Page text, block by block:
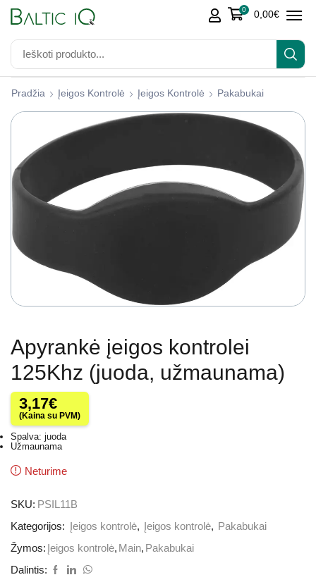
0 0,00€
Pradžia Įeigos Kontrolė Įeigos Kontrolė Pakabukai
Apyrankė įeigos kontrolei
125Khz (juoda, užmaunama)
3,17€
(Kaina su PVM)
Spalva: juoda
Užmaunama
Neturime
SKU: PSIL11B
Kategorijos:
Įeigos kontrolė, Įeigos kontrolė, Pakabukai
Žymos: Įeigos kontrolė, Main, Pakabukai
Dalintis: